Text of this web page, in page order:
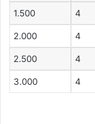
1.500 4
2.000 4
2.500 4
3.000 4